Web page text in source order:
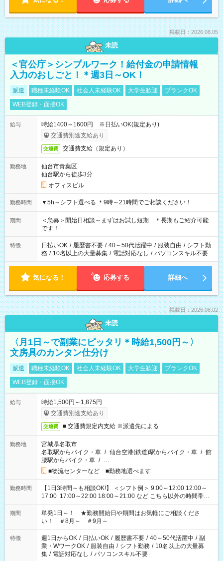
掲載日：2026.08.05
未読
＜官公庁＞シンプルワーク！給付金の申請情報
入力のおしごと！＊週3日～OK！
派遣 職種未経験OK 社会人未経験OK 大学生歓迎
ブランクOK
WEB登録・面接OK
給与
時給1400～1600円 ※日払いOK(規定あり)
交通費別途支給あり
交通費 交通費支給（規定あり）
勤務地
仙台市青葉区
仙台駅から徒歩3分
オフィスビル
勤務時間 ▼5h～シフト選べる ＊9時～21時間でご相談ください！
期間
＜急募＞開始日相談～まずはお試し短期 ＊長期もご紹介可能
です！
特徴 日払いOK / 履歴書不要 / 40～50代活躍中 / 服装自由 / シフト勤
務 / 10名以上の大量募集 / 電話対応なし / パソコンスキル不要
気になる！ 応募する 詳細へ
掲載日：2026.08.02
未読
〈月1日～で副業にピッタリ＊時給1,500円～〉
文房具のカンタン仕分け
派遣 職種未経験OK 社会人未経験OK 大学生歓迎
ブランクOK
WEB登録・面接OK
給与
時給1,500円～1,875円
交通費別途支給あり
交通費 ■ 交通費規定内支給 ※派遣先による
勤務地
宮城県名取市
名取駅からバイク・車 / 仙台空港(鉄道)駅からバイク・車 / 館
腰駅からバイク・車 / …
■物流センターなど ■勤務地選べます
勤務時間
【1日3時間～も相談OK!】 ＜シフト例＞ 9:00～12:00 12:00～
17:00 17:00～22:00 18:00～21:00 など こちら以外の時間帯も
お気軽にご相談ください！
期間
単発1日～！ ★勤務開始日や期間はお気軽にご相談くださ
い！ ＃8月～ ＃9月～
特徴 週1日からOK / 日払いOK / 履歴書不要 / 40～50代活躍中 / 副
業・WワークOK / 服装自由 / シフト勤務 / 10名以上の大量募
集 / 電話対応なし / パソコンスキル不要